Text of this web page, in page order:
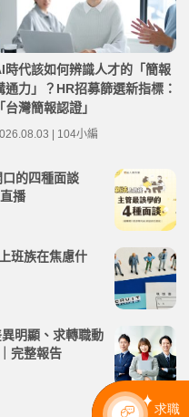
時代該如何辨識人才的「簡報
通力」？HR招募篩選新指標：
「台灣簡報認證」
| 104小編
的四種面談
播
班族在焦慮什
明顯、求轉職動
完整報告